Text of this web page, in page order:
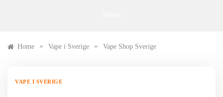
Home » Vape i Sverige » Vape Shop Sverige
VAPE I SVERIGE